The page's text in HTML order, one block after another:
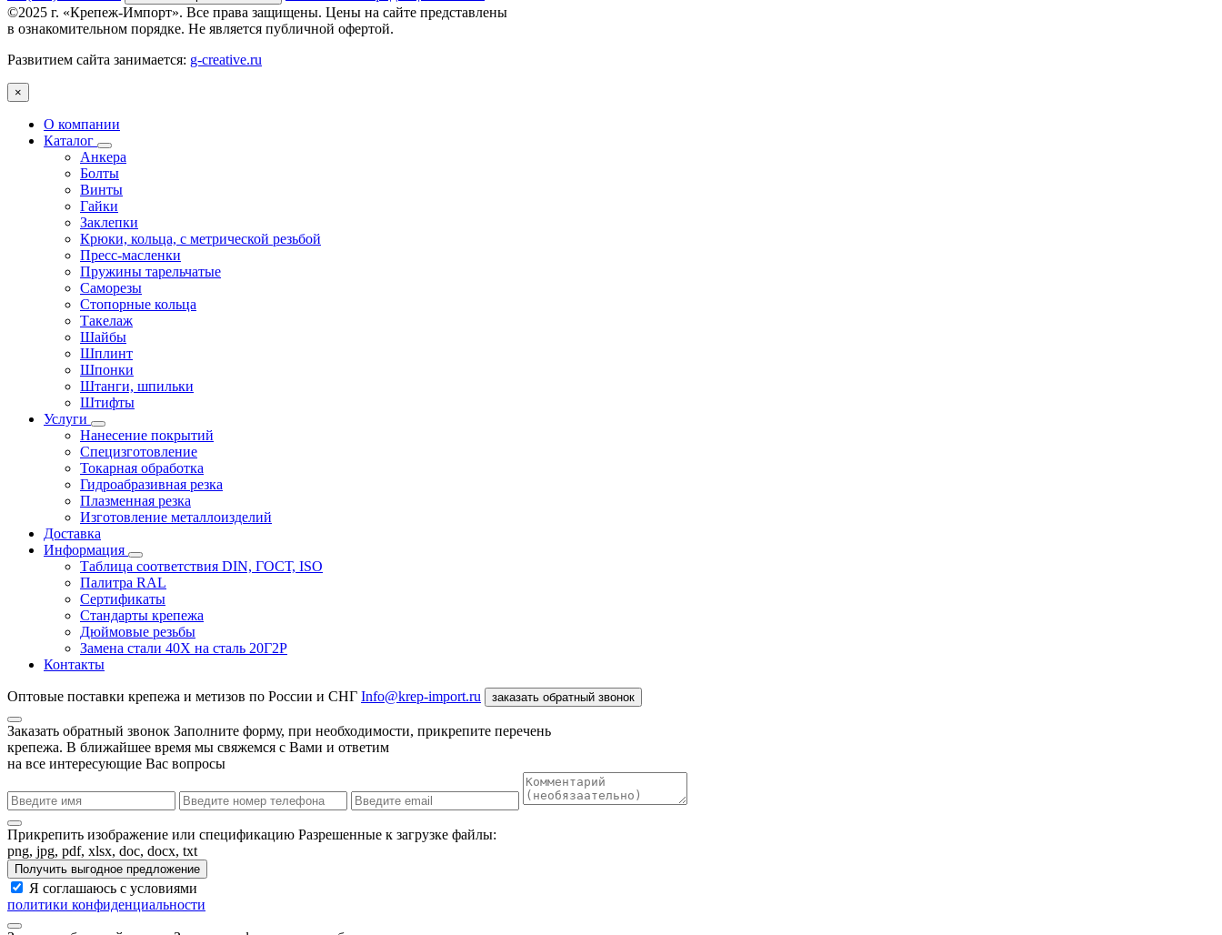
©2025 г. «Крепеж-Импорт». Все права защищены. Цены на сайте представлены
в ознакомительном порядке. Не является публичной офертой.
Развитием сайта занимается: g-creative.ru
×
О компании
Каталог
Анкера
Болты
Винты
Гайки
Заклепки
Крюки, кольца, с метрической резьбой
Пресс-масленки
Пружины тарельчатые
Саморезы
Стопорные кольца
Такелаж
Шайбы
Шплинт
Шпонки
Штанги, шпильки
Штифты
Услуги
Нанесение покрытий
Специзготовление
Токарная обработка
Гидроабразивная резка
Плазменная резка
Изготовление металлоизделий
Доставка
Информация
Таблица соответствия DIN, ГОСТ, ISO
Палитра RAL
Сертификаты
Стандарты крепежа
Дюймовые резьбы
Замена стали 40Х на сталь 20Г2Р
Контакты
Оптовые поставки крепежа и метизов по России и СНГ Info@krep-import.ru заказать обратный звонок
Заказать обратный звонок Заполните форму, при необходимости, прикрепите перечень
крепежа. В ближайшее время мы свяжемся с Вами и ответим
на все интересующие Вас вопросы
Прикрепить изображение или спецификацию Разрешенные к загрузке файлы:
png, jpg, pdf, xlsx, doc, docx, txt
Получить выгодное предложение
Я соглашаюсь с условиями
политики конфиденциальности